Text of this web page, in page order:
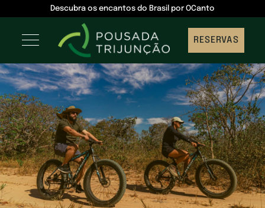
Descubra os encantos do Brasil por OCanto
RESERVAS